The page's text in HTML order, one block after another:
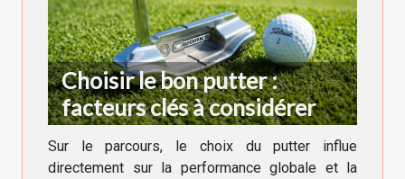
Choisir le bon putter :
facteurs clés à considérer
Sur le parcours, le choix du putter influe
directement sur la performance globale et la